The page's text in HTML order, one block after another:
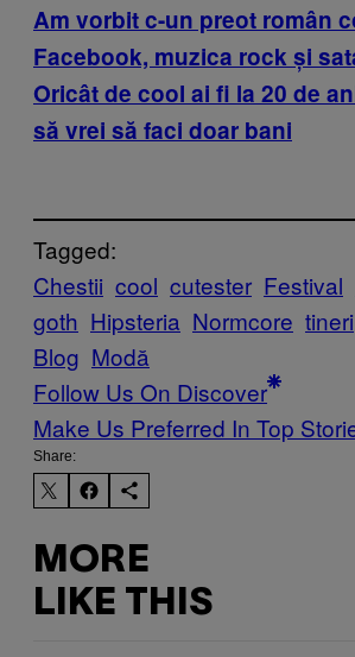
Am vorbit c-un preot român
Facebook, muzica rock și
Oricât de cool ai fi la 20 de
să vrei să faci doar bani
Tagged:
Chestii cool cutester Festival
goth Hipsteria Normcore tineri
Blog Μodă
Follow Us On Discover
Make Us Preferred In Top
Share:
MORE
LIKE THIS